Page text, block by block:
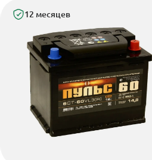
12 месяцев